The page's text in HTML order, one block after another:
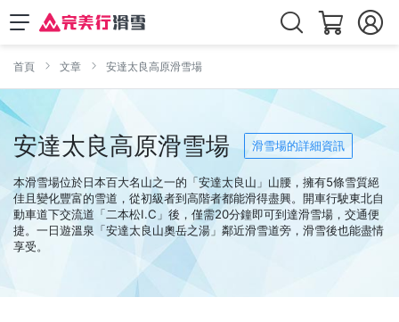
首頁 文章 安達太良高原滑雪場
安達太良高原滑雪場 滑雪場的詳細資訊
本滑雪場位於日本百大名山之一的「安達太良山」山腰，擁有5條雪質絕
佳且變化豐富的雪道，從初級者到高階者都能滑得盡興。開車行駛東北自
動車道下交流道「二本松I.C」後，僅需20分鐘即可到達滑雪場，交通便
捷。一日遊溫泉「安達太良山奧岳之湯」鄰近滑雪道旁，滑雪後也能盡情
享受。